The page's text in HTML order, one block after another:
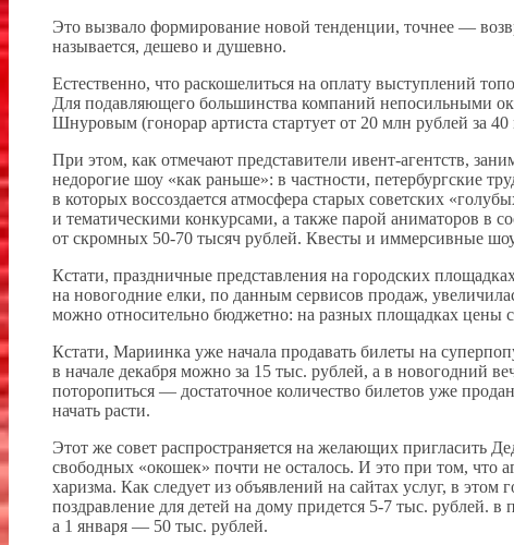
Это вызвало формирование новой тенденции, точнее —
называется, дешево и душевно.
Естественно, что раскошелиться на оплату выступлений
Для подавляющего большинства компаний непосильными
Шнуровым (гонорар артиста стартует от 20 млн рублей за
При этом, как отмечают представители ивент-агентств,
недорогие шоу «как раньше»: в частности, петербургские
в которых воссоздается атмосфера старых советских
и тематическими конкурсами, а также парой аниматоров в
от скромных 50-70 тысяч рублей. Квесты и иммерсивные
Кстати, праздничные представления на городских
на новогодние елки, по данным сервисов продаж,
можно относительно бюджетно: на разных площадках цены
Кстати, Мариинка уже начала продавать билеты на
в начале декабря можно за 15 тыс. рублей, а в новогодний
поторопиться — достаточное количество билетов уже
начать расти.
Этот же совет распространяется на желающих пригласить
свободных «окошек» почти не осталось. И это при том, что
харизма. Как следует из объявлений на сайтах услуг, в
поздравление для детей на дому придется 5-7 тыс. рублей.
а 1 января — 50 тыс. рублей.